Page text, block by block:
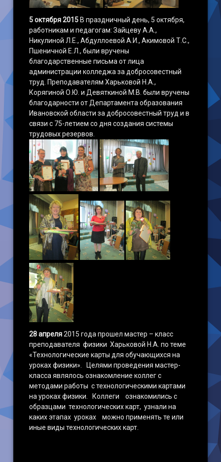
5 октября 2015 В праздничный день, 5 октября,
работникам и педагогам: Зайцеву А.А.,
Никулиной Л.Е., Абдуллоевой А.И., Акимовой Т.С.,
Пшеничной Е.Л., были вручены
благодарственные письма от лица
администрации колледжа за добросовестный
труд. Преподавателям Харьковой Н.А.,
Корягиной О.Ю. и Девяткиной М.В. были вручены
благодарности от Департамента образования
Ивановской области за добросовестный труд и в
связи с 75-летием со дня создания системы
трудовых резервов.
28 апреля2015 года прошел мастер – класс
преподавателя физики Харьковой Н.А. по теме
«Технологические карты для обучающихся на
уроках физики». Целями проведения мастер-
класса являлось ознакомление коллег с
методами работы с технологическими картами
на уроках физики. Коллеги ознакомились с
образцами технологических карт, узнали на
каких этапах уроках можно применять те или
иные виды технологических карт.